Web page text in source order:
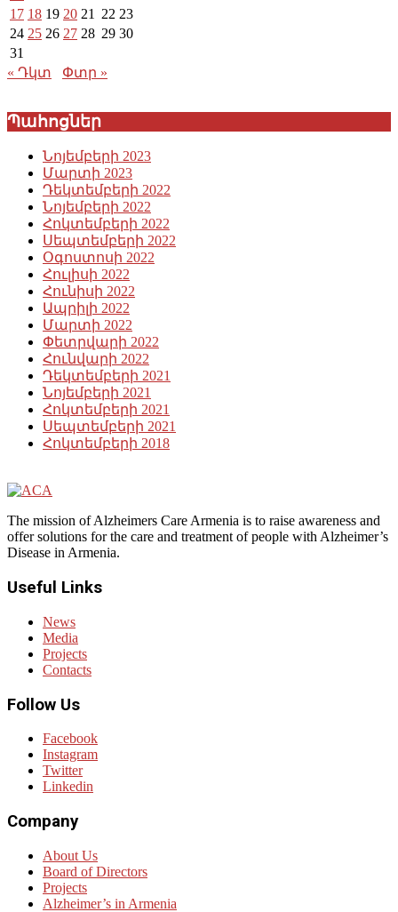
17 18 19 20 21 22 23
24 25 26 27 28 29 30
31
« Դկտ
Փտր »
Պահոցներ
Նոյեմբերի 2023
Մարտի 2023
Դեկտեմբերի 2022
Նոյեմբերի 2022
Հոկտեմբերի 2022
Սեպտեմբերի 2022
Օգոստոսի 2022
Հուլիսի 2022
Հունիսի 2022
Ապրիլի 2022
Մարտի 2022
Փետրվարի 2022
Հունվարի 2022
Դեկտեմբերի 2021
Նոյեմբերի 2021
Հոկտեմբերի 2021
Սեպտեմբերի 2021
Հոկտեմբերի 2018
The mission of Alzheimers Care Armenia is to raise awareness and
offer solutions for the care and treatment of people with Alzheimer’s
Disease in Armenia.
Useful Links
News
Media
Projects
Contacts
Follow Us
Facebook
Instagram
Twitter
Linkedin
Company
About Us
Board of Directors
Projects
Alzheimer’s in Armenia